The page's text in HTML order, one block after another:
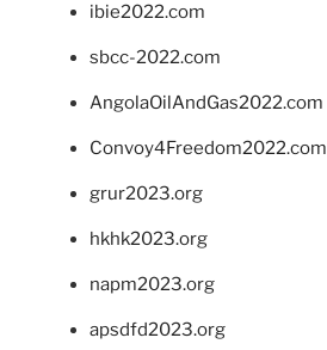
ibie2022.com
sbcc-2022.com
AngolaOilAndGas2022.com
Convoy4Freedom2022.com
grur2023.org
hkhk2023.org
napm2023.org
apsdfd2023.org